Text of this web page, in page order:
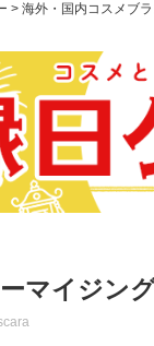
> 海外・国内コスメブ
マイジン